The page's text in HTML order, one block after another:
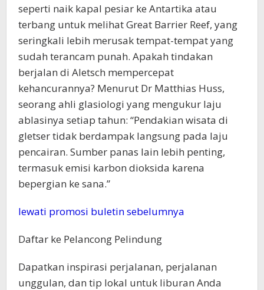
seperti naik kapal pesiar ke Antartika atau
terbang untuk melihat Great Barrier Reef, yang
seringkali lebih merusak tempat-tempat yang
sudah terancam punah. Apakah tindakan
berjalan di Aletsch mempercepat
kehancurannya? Menurut Dr Matthias Huss,
seorang ahli glasiologi yang mengukur laju
ablasinya setiap tahun: “Pendakian wisata di
gletser tidak berdampak langsung pada laju
pencairan. Sumber panas lain lebih penting,
termasuk emisi karbon dioksida karena
bepergian ke sana.”
lewati promosi buletin sebelumnya
Daftar ke Pelancong Pelindung
Dapatkan inspirasi perjalanan, perjalanan
unggulan, dan tip lokal untuk liburan Anda